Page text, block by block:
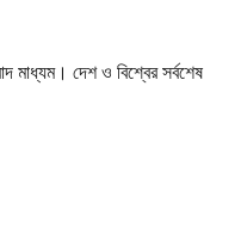
মাধ্যম। দেশ ও বিশ্বের সর্বশেষ